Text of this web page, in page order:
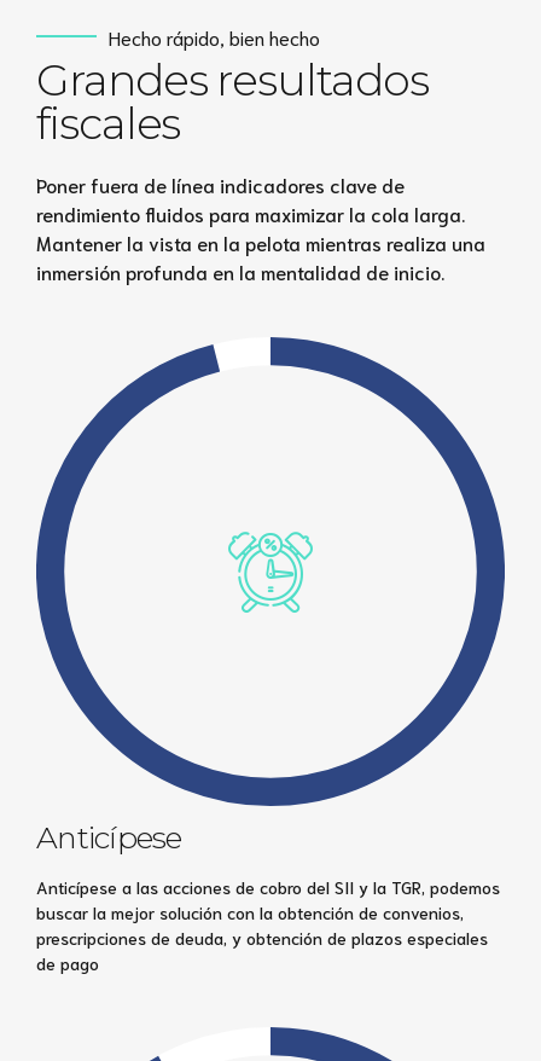
Hecho rápido, bien hecho
Grandes resultados
fiscales
Poner fuera de línea indicadores clave de
rendimiento fluidos para maximizar la cola larga.
Mantener la vista en la pelota mientras realiza una
inmersión profunda en la mentalidad de inicio.
Anticípese
Anticípese a las acciones de cobro del SII y la TGR, podemos
buscar la mejor solución con la obtención de convenios,
prescripciones de deuda, y obtención de plazos especiales
de pago